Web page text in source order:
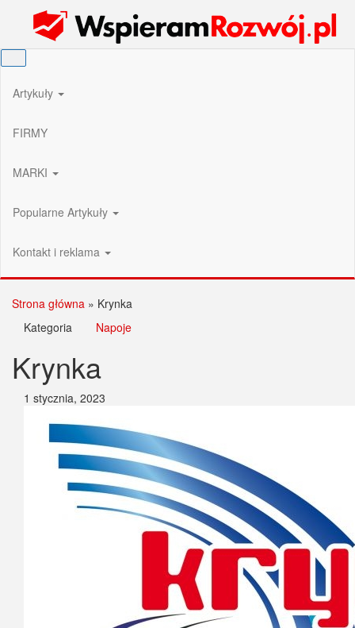
Wspieram Rozwój PL
Artykuły
FIRMY
MARKI
Popularne Artykuły
Kontakt i reklama
Strona główna » Krynka
Kategoria
Napoje
Krynka
1 stycznia, 2023